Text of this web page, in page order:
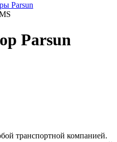
Parsun
Parsun
транспортной компанией.